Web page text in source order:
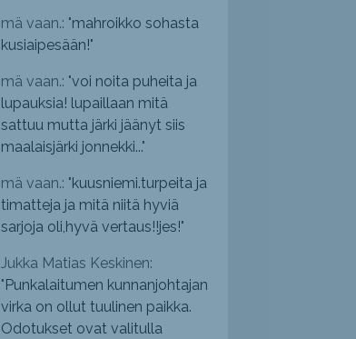
mä vaan.: "mahroikko sohasta
kusiaipesään!"
mä vaan.: "voi noita puheita ja
lupauksia! lupaillaan mitä
sattuu mutta järki jäänyt siis
maalaisjärki jonnekki..."
mä vaan.: "kuusniemi.turpeita ja
timatteja ja mitä niitä hyviä
sarjoja oli,hyvä vertaus!!jes!"
Jukka Matias Keskinen:
" Punkalaitumen kunnanjohtajan
virka on ollut tuulinen paikka.
Odotukset ovat valitulla